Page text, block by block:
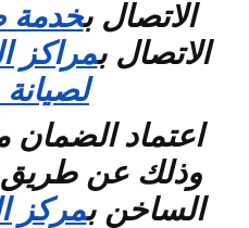
الاتصال بخدمة
الاتصال بمراكز
اعتماد
وذلك عن طريق
الساخنبمركز